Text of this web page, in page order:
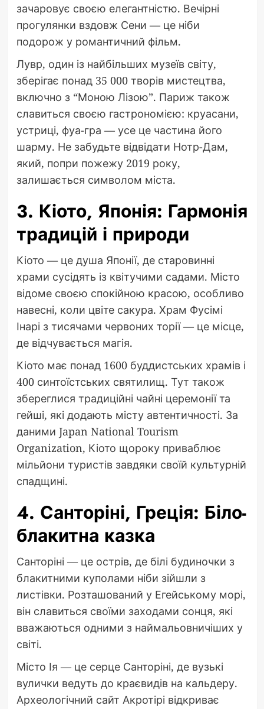
зачаровує своєю елегантністю. Вечірні
прогулянки вздовж Сени — це ніби
подорож у романтичний фільм.
Лувр, один із найбільших музеїв світу,
зберігає понад 35 000 творів мистецтва,
включно з “Моною Лізою”. Париж також
славиться своєю гастрономією: круасани,
устриці, фуа-гра — усе це частина його
шарму. Не забудьте відвідати Нотр-Дам,
який, попри пожежу 2019 року,
залишається символом міста.
3. Кіото, Японія: Гармонія
традицій і природи
Кіото — це душа Японії, де старовинні
храми сусідять із квітучими садами. Місто
відоме своєю спокійною красою, особливо
навесні, коли цвіте сакура. Храм Фусімі
Інарі з тисячами червоних торії — це місце,
де відчувається магія.
Кіото має понад 1600 буддистських храмів і
400 синтоїстських святилищ. Тут також
збереглися традиційні чайні церемонії та
гейші, які додають місту автентичності. За
даними Japan National Tourism
Organization, Кіото щороку приваблює
мільйони туристів завдяки своїй культурній
спадщині.
4. Санторіні, Греція: Біло-
блакитна казка
Санторіні — це острів, де білі будиночки з
блакитними куполами ніби зійшли з
листівки. Розташований у Егейському морі,
він славиться своїми заходами сонця, які
вважаються одними з наймальовничіших у
світі.
Місто Ія — це серце Санторіні, де вузькі
вулички ведуть до краєвидів на кальдеру.
Археологічний сайт Акротірі відкриває